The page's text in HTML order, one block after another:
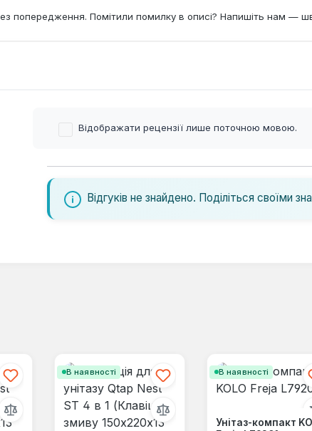
попередження. Помітили помилку в описі? Напишіть нам —
Відображати рецензії лише поточною мовою.
Відгуків не знайдено. Поділіться своїми
В наявності В наявності
Унітаз-компакт